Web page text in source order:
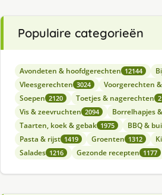
Populaire categorieën
Avondeten & hoofdgerechten 12144
Vleesgerechten 3024 Voorgerechten
Soepen 2120 Toetjes & nagerechten
Vis & zeevruchten 2094 Borrelhapjes
Taarten, koek & gebak 1975 BBQ &
Pasta & rijst 1419 Groenten 1312
Salades 1216 Gezonde recepten 1177